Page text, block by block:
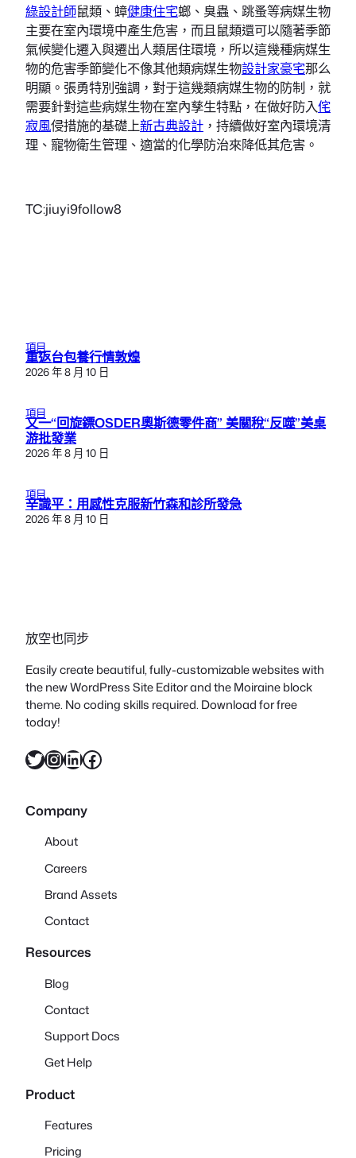
綠設計師鼠類、蟑健康住宅螂、臭蟲、跳蚤等病媒生物
主要在室內環境中產生危害，而且鼠類還可以隨著季節
氣候變化遷入與遷出人類居住環境，所以這幾種病媒生
物的危害季節變化不像其他類病媒生物設計家豪宅那么
明顯。張勇特別強調，對于這幾類病媒生物的防制，就
需要針對這些病媒生物在室內孳生特點，在做好防入侘
寂風侵措施的基礎上新古典設計 ，持續做好室內環境清
理、寵物衛生管理、適當的化學防治來降低其危害。
TC:jiuyi9follow8
項目
重返台包養行情敦煌
2026 年 8 月 10 日
項目
又一“回旋鏢OSDER奧斯德零件商” 美關稅“反噬”美桌
游批發業
2026 年 8 月 10 日
項目
辛識平：用感性克服新竹森和診所發急
2026 年 8 月 10 日
放空也同步
Easily create beautiful, fully-customizable websites with
the new WordPress Site Editor and the Moiraine block
theme. No coding skills required. Download for free
today!
X InstagramLinkedIn Facebook
Company
About
Careers
Brand Assets
Contact
Resources
Blog
Contact
Support Docs
Get Help
Product
Features
Pricing